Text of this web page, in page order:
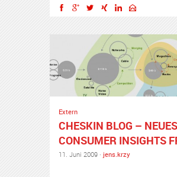
Extern
CHESKIN BLOG –
CONSUMER INSIGHTS
11. Juni 2009 · jens.krzy